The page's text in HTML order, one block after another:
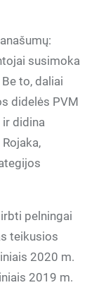
susimoka
to, daliai
didelės PVM
ir didina
pelningai
teikusios
2020 m.
2019 m.